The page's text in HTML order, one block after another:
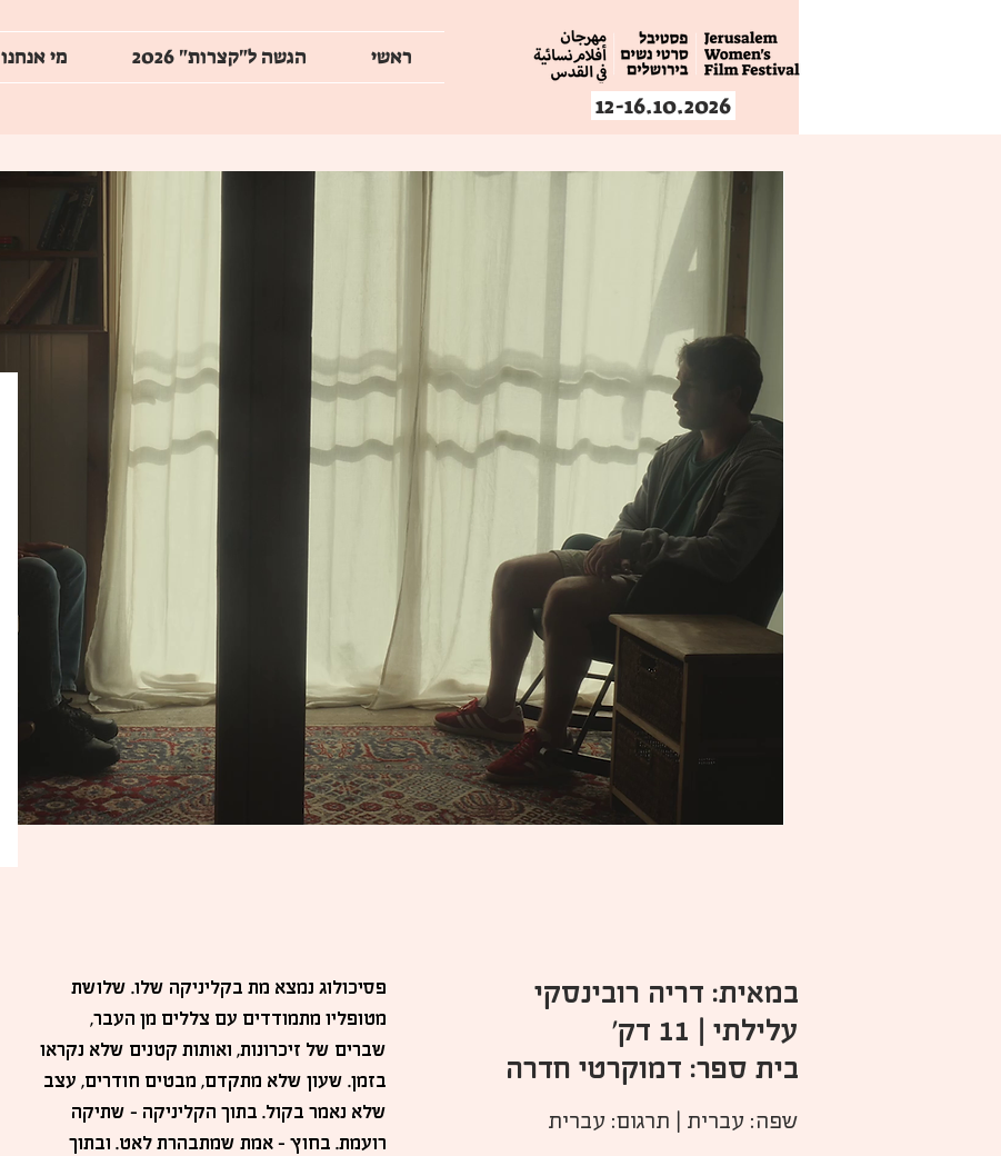
ראשי הגשה ל"קצרות" 2026 מי אנחנו
12-16.10.2026
פסיכולוג נמצא מת בקליניקה שלו. שלושת
מטופליו מתמודדים עם צללים מן העבר,
שברים של זיכרונות, ואותות קטנים שלא נקראו
בזמן. שעון שלא מתקדם, מבטים חודרים, עצב
שלא נאמר בקול. בתוך הקליניקה - שתיקה
רועמת. בחוץ - אמת שמתבהרת לאט. ובתוך
במאית: דריה רובינסקי
עלילתי | 11 דק'
בית ספר: דמוקרטי חדרה
שפה: עברית | תרגום: עברית